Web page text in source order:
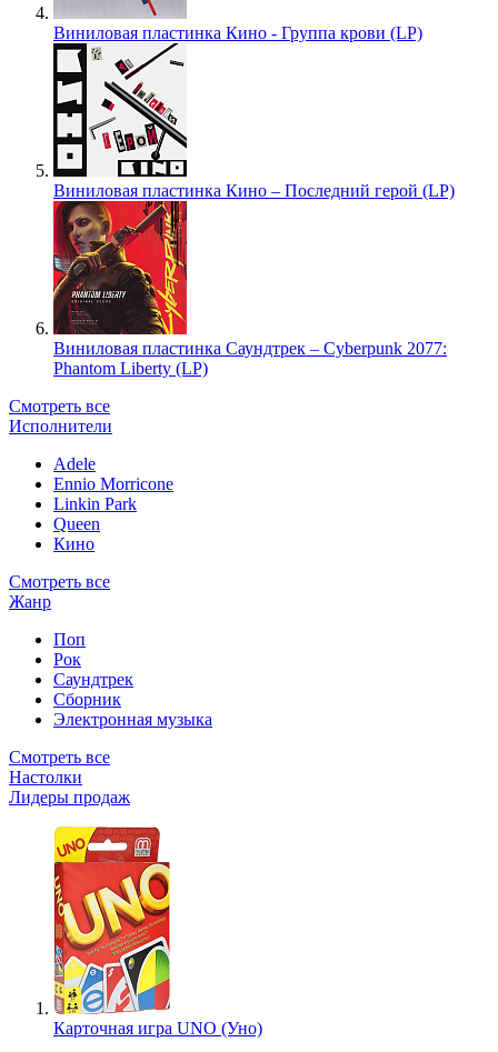
Виниловая пластинка Кино - Группа крови (LP)
Виниловая пластинка Кино – Последний герой (LP)
Виниловая пластинка Саундтрек – Cyberpunk 2077:
Phantom Liberty (LP)
Смотреть все
Исполнители
Adele
Ennio Morricone
Linkin Park
Queen
Кино
Смотреть все
Жанр
Поп
Рок
Саундтрек
Сборник
Электронная музыка
Смотреть все
Настолки
Лидеры продаж
Карточная игра UNO (Уно)